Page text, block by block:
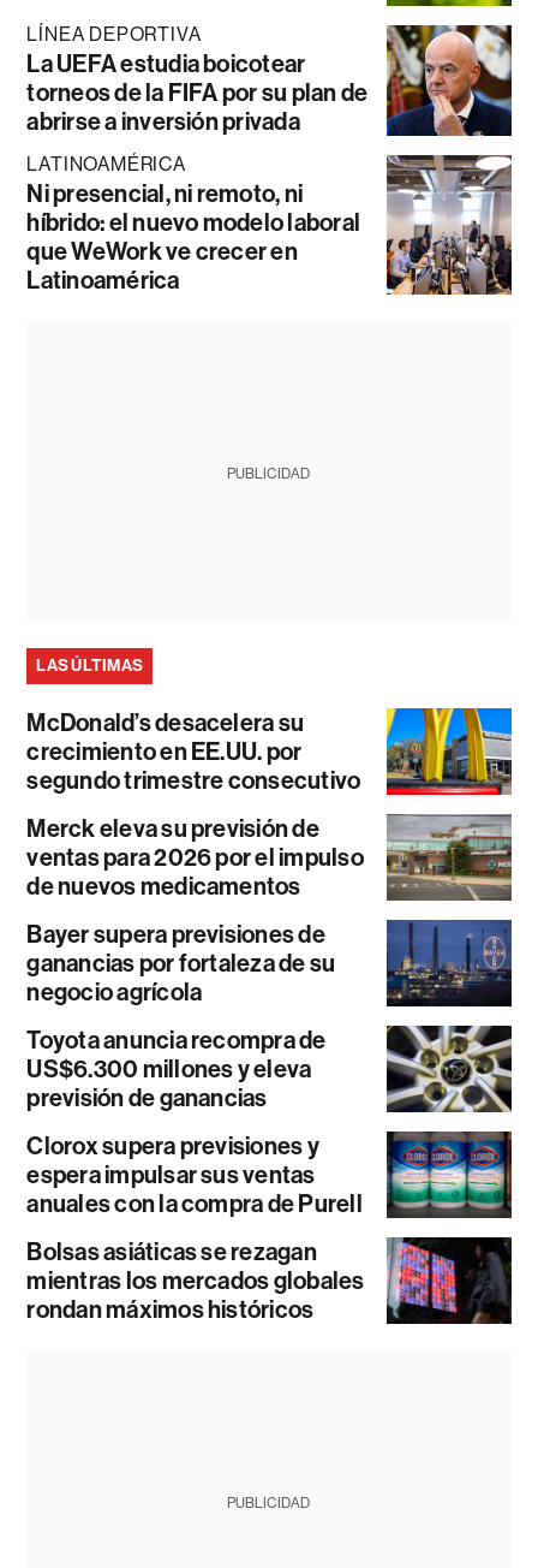
LÍNEA DEPORTIVA
La UEFA estudia boicotear
torneos de la FIFA por su plan de
abrirse a inversión privada
LATINOAMÉRICA
Ni presencial, ni remoto, ni
híbrido: el nuevo modelo laboral
que WeWork ve crecer en
Latinoamérica
PUBLICIDAD
LAS ÚLTIMAS
McDonald’s desacelera su
crecimiento en EE.UU. por
segundo trimestre consecutivo
Merck eleva su previsión de
ventas para 2026 por el impulso
de nuevos medicamentos
Bayer supera previsiones de
ganancias por fortaleza de su
negocio agrícola
Toyota anuncia recompra de
US$6.300 millones y eleva
previsión de ganancias
Clorox supera previsiones y
espera impulsar sus ventas
anuales con la compra de Purell
Bolsas asiáticas se rezagan
mientras los mercados globales
rondan máximos históricos
PUBLICIDAD